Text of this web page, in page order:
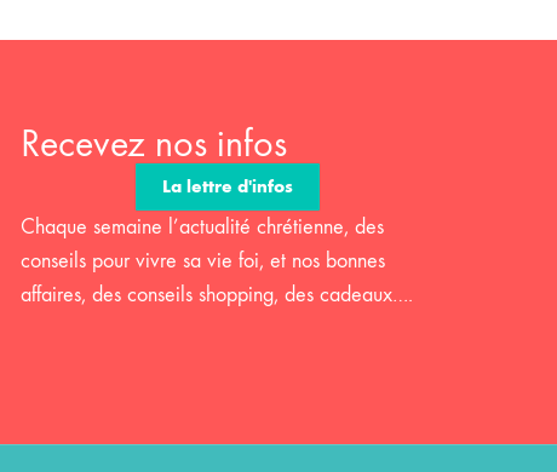
Recevez nos infos
La lettre d'infos
Chaque semaine l’actualité chrétienne, des
conseils pour vivre sa vie foi, et nos bonnes
affaires, des conseils shopping, des cadeaux….